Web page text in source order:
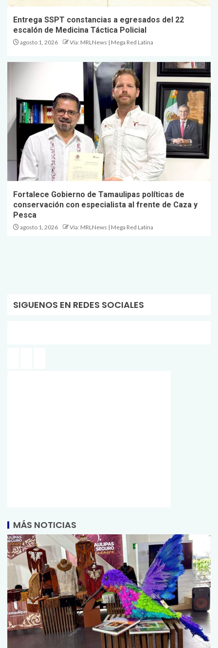
Entrega SSPT constancias a egresados del 22
escalón de Medicina Táctica Policial
agosto 1, 2026 Vía: MRLNews | Mega Red Latina
Fortalece Gobierno de Tamaulipas políticas de
conservación con especialista al frente de Caza y
Pesca
agosto 1, 2026 Vía: MRLNews | Mega Red Latina
SIGUENOS EN REDES SOCIALES
MÁS NOTICIAS